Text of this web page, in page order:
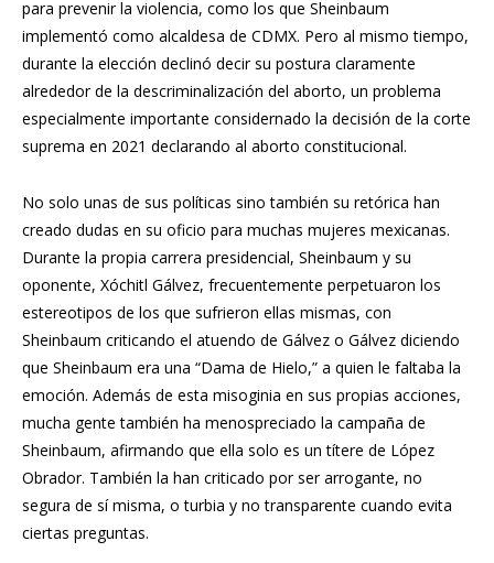
para prevenir la violencia, como los que Sheinbaum
implementó como alcaldesa de CDMX. Pero al mismo tiempo,
durante la elección declinó decir su postura claramente
alrededor de la descriminalización del aborto, un problema
especialmente importante considernado la decisión de la corte
suprema en 2021 declarando al aborto constitucional.
No solo unas de sus políticas sino también su retórica han
creado dudas en su oficio para muchas mujeres mexicanas.
Durante la propia carrera presidencial, Sheinbaum y su
oponente, Xóchitl Gálvez, frecuentemente perpetuaron los
estereotipos de los que sufrieron ellas mismas, con
Sheinbaum criticando el atuendo de Gálvez o Gálvez diciendo
que Sheinbaum era una “Dama de Hielo,” a quien le faltaba la
emoción. Además de esta misoginia en sus propias acciones,
mucha gente también ha menospreciado la campaña de
Sheinbaum, afirmando que ella solo es un títere de López
Obrador. También la han criticado por ser arrogante, no
segura de sí misma, o turbia y no transparente cuando evita
ciertas preguntas.